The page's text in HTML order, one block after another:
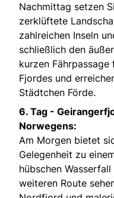
Nachmittag setzen
zerklüftete
zahlreichen Inseln
schließlich den
kurzen
Fjordes und
Städtchen Förde.
6. Tag -
Norwegens:
Am Morgen bietet
Gelegenheit zu
hübschen
weiteren Route